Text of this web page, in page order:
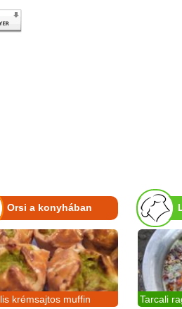
Orsi a konyhában
krémsajtos muffin
Tarcali